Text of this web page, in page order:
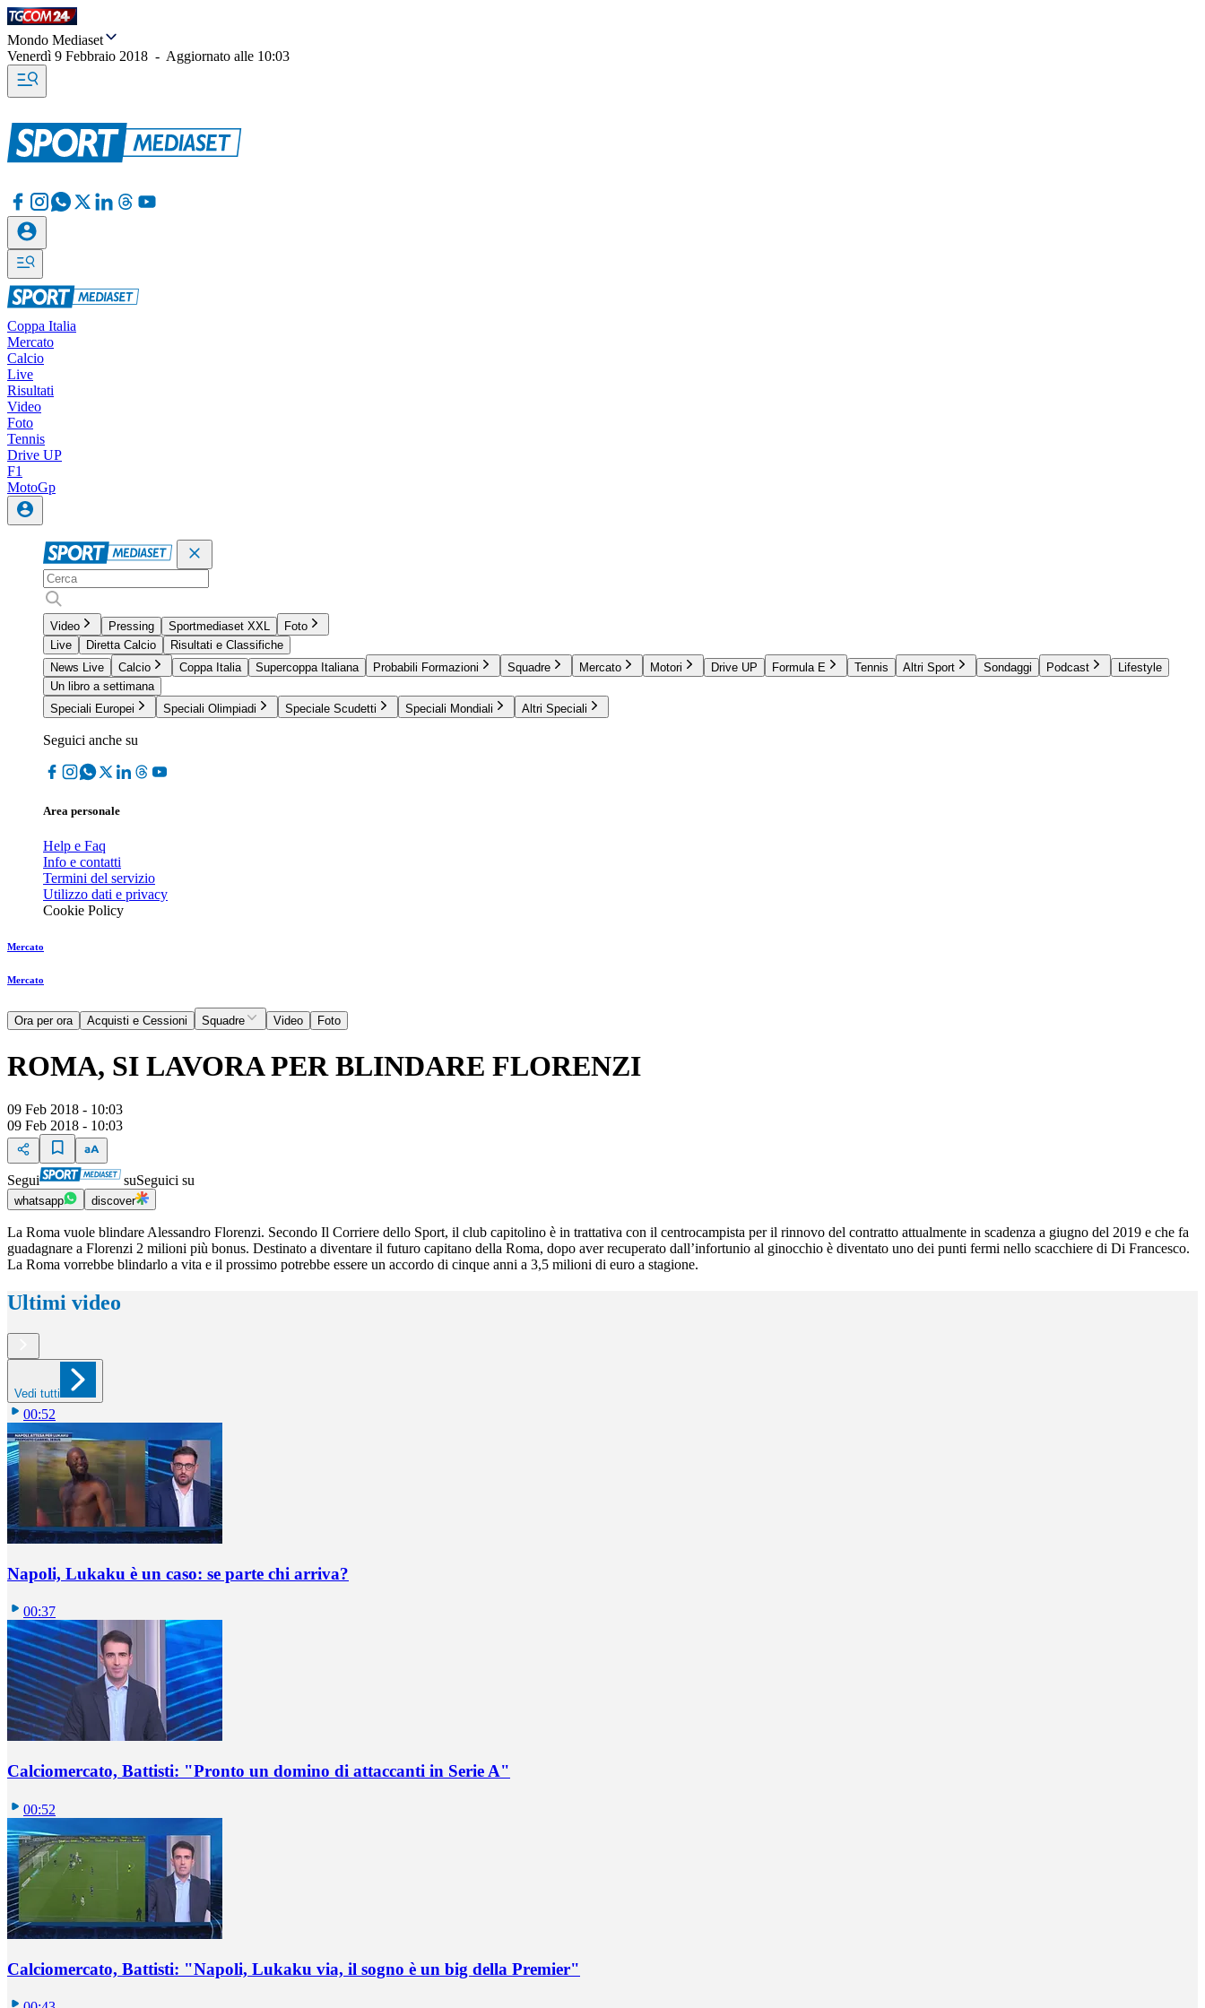
Mondo Mediaset
Venerdì 9 Febbraio 2018 - Aggiornato alle 10:03
Coppa Italia
Mercato
Calcio
Live
Risultati
Video
Foto
Tennis
Drive UP
F1
MotoGp
Video Pressing Sportmediaset XXL
Foto
Live
Diretta Calcio
Risultati e Classifiche
News Live
Calcio Coppa Italia Supercoppa Italiana Probabili Formazioni Squadre Mercato Motori Drive UP Formula E Tennis Altri Sport Sondaggi Podcast
Lifestyle
Un libro a settimana
Speciali Europei
Speciali Olimpiadi Speciale Scudetti Speciali Mondiali Altri Speciali
Seguici anche su
Area personale
Help e Faq
Info e contatti
Termini del servizio
Utilizzo dati e privacy
Cookie Policy
Mercato
Mercato
Ora per ora Acquisti e Cessioni Squadre Video Foto
ROMA, SI LAVORA PER BLINDARE FLORENZI
09 Feb 2018 - 10:03
09 Feb 2018 - 10:03
Segui suSeguici su
whatsapp discover
La Roma vuole blindare Alessandro Florenzi. Secondo Il Corriere dello Sport, il club capitolino è in trattativa con il centrocampista per il rinnovo del contratto attualmente in scadenza a giugno del 2019 e che fa
guadagnare a Florenzi 2 milioni più bonus. Destinato a diventare il futuro capitano della Roma, dopo aver recuperato dall’infortunio al ginocchio è diventato uno dei punti fermi nello scacchiere di Di Francesco.
La Roma vorrebbe blindarlo a vita e il prossimo potrebbe essere un accordo di cinque anni a 3,5 milioni di euro a stagione.
Ultimi video
Vedi tutti
00:52
Napoli, Lukaku è un caso: se parte chi arriva?
00:37
Calciomercato, Battisti: "Pronto un domino di attaccanti in Serie A"
00:52
Calciomercato, Battisti: "Napoli, Lukaku via, il sogno è un big della Premier"